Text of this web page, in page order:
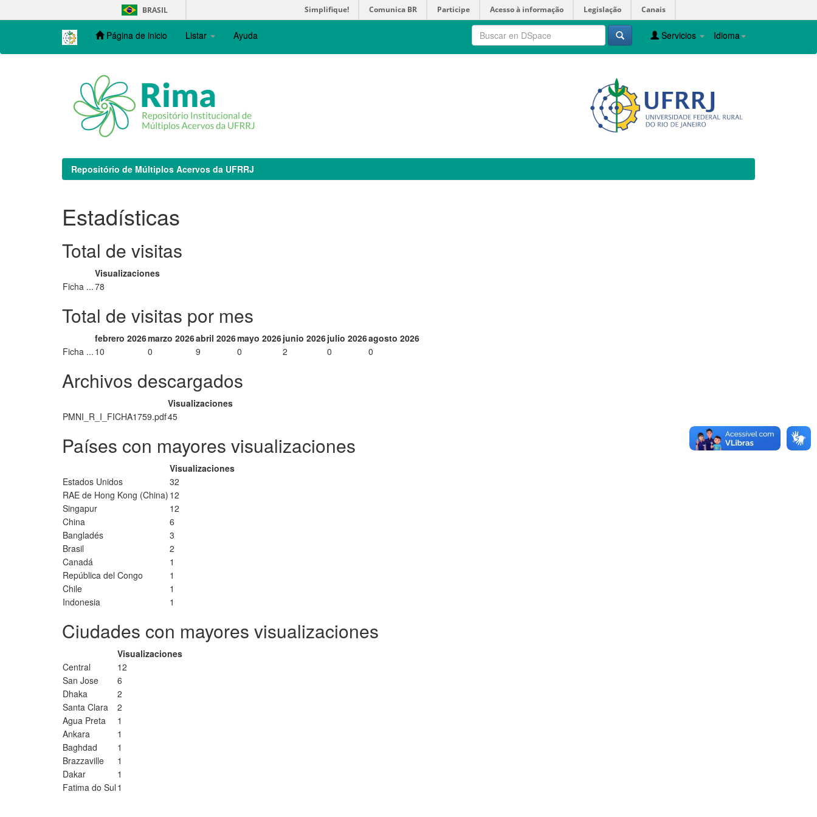
navigation
BRASIL Simplifique! Comunica BR Participe Acesso à informação Legislação Canais
Página de inicio Listar Ayuda Idioma
Servicios
Repositório de Múltiplos Acervos da UFRRJ
Estadísticas
Total de visitas
Visualizaciones
Ficha ...78
Total de visitas por mes
febrero 2026marzo 2026abril 2026mayo 2026junio 2026julio 2026agosto 2026
Ficha ... 10 0 9 0 2 0 0
Archivos descargados
Visualizaciones
PMNI_R_I_FICHA1759.pdf45
Países con mayores visualizaciones
Visualizaciones
Estados Unidos
32
RAE de Hong Kong (China) 12
Singapur
12
China
6
Bangladés
3
Brasil
2
Canadá
1
República del Congo
1
Chile
1
Indonesia
1
Ciudades con mayores visualizaciones
Visualizaciones
Central
12
San Jose
6
Dhaka
2
Santa Clara
2
Agua Preta
1
Ankara
1
Baghdad
1
Brazzaville
1
Dakar
1
Fatima do Sul 1